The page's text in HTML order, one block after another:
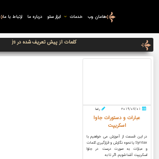
هامان وب خدمات ابزار سئو درباره ما ارتباط با ما
کلمات از پیش تعریف شده در js
2019/07/01 رضا
عبارات و دستورات جاوا
اسکریپت
در این قسمت از آموزش می خواهیم با
Syntax یا نحوه نگارش و قرارگیری کلمات
و عبارات به صورت درست در جاوا
اسکریپت آشنا شویم. اگر تا به